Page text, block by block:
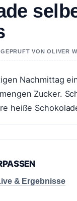
VON OLIVER
Nachmittag
Zucker.
heiße
& Ergebnisse